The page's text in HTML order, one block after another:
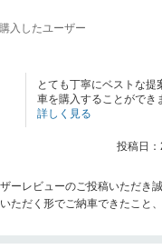
た。今後とも末永くよろしくお
入したユーザー
とても丁寧にベストな提
車を購入することができ
詳しく見る
投稿日
ーレビューのご投稿いただき
ただく形でご納車できたこと
ある自動車販売店の中からネ